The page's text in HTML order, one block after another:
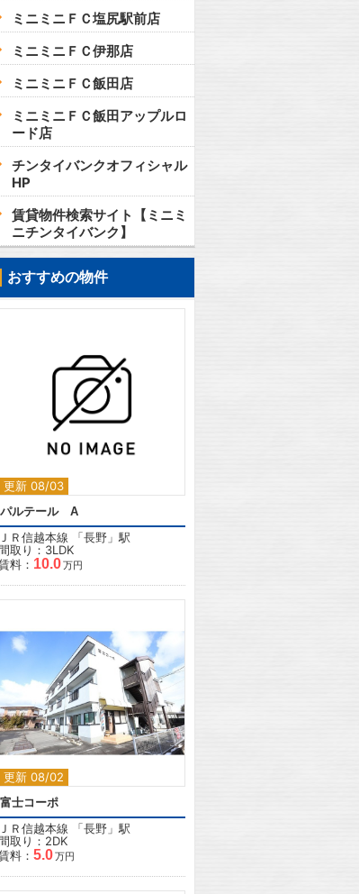
ミニミニＦＣ塩尻駅前店
ミニミニＦＣ伊那店
ミニミニＦＣ飯田店
ミニミニＦＣ飯田アップルロ
ード店
チンタイバンクオフィシャル
HP
賃貸物件検索サイト【ミニミ
ニチンタイバンク】
おすすめの物件
更新 08/03
2
パルテール A
ＪＲ信越本線 「長野 」駅
取り：3LDK
料： 10.0万円
更新 08/02
2
富士コーポ
ＪＲ信越本線 「長野 」駅
取り：2DK
料： 5.0万円